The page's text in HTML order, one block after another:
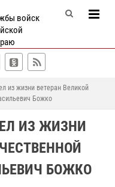
войск
из жизни ветеран Великой
Божко
ИЗ ЖИЗНИ
БОЖКО